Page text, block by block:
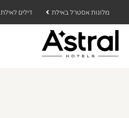
מלונות אסטרל באילת דילים לאילת